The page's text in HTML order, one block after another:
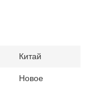
Китай
Новое